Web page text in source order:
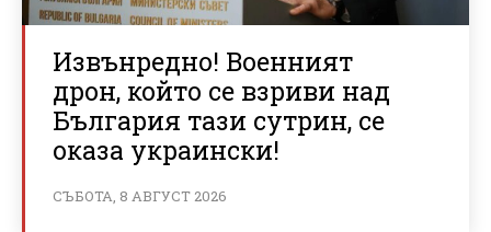
Извънредно! Военният
дрон, който се взриви над
България тази сутрин, се
оказа украински!
СЪБОТА, 8 АВГУСТ 2026